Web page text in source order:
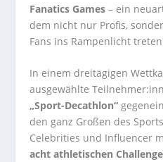
Fanatics Games – ein
dem nicht nur Profis,
Fans ins Rampenlicht
In einem dreitägigen
ausgewählte
„Sport-Decathlon“
den ganz Großen des
Celebrities und Influencer
acht athletischen